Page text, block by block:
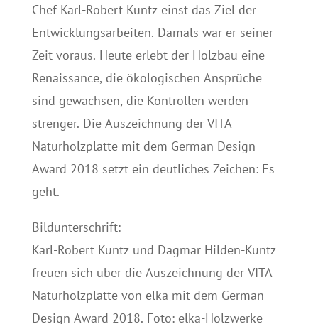
Chef Karl-Robert Kuntz einst das Ziel der
Entwicklungsarbeiten. Damals war er seiner
Zeit voraus. Heute erlebt der Holzbau eine
Renaissance, die ökologischen Ansprüche
sind gewachsen, die Kontrollen werden
strenger. Die Auszeichnung der VITA
Naturholzplatte mit dem German Design
Award 2018 setzt ein deutliches Zeichen: Es
geht.
Bildunterschrift:
Karl-Robert Kuntz und Dagmar Hilden-Kuntz
freuen sich über die Auszeichnung der VITA
Naturholzplatte von elka mit dem German
Design Award 2018. Foto: elka-Holzwerke